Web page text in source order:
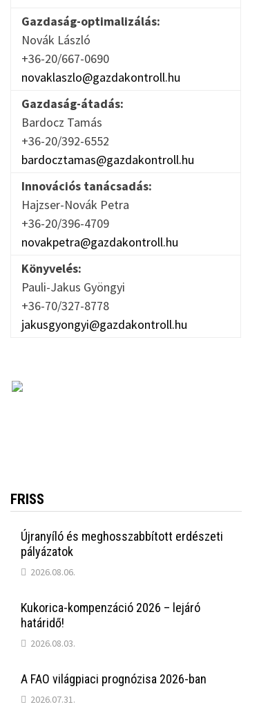
Gazdaság-optimalizálás:
Novák László
+36-20/667-0690
novaklaszlo@gazdakontroll.hu
Gazdaság-átadás:
Bardocz Tamás
+36-20/392-6552
bardocztamas@gazdakontroll.hu
Innovációs tanácsadás:
Hajzser-Novák Petra
+36-20/396-4709
novakpetra@gazdakontroll.hu
Könyvelés:
Pauli-Jakus Gyöngyi
+36-70/327-8778
jakusgyongyi@gazdakontroll.hu
FRISS
Újranyíló és meghosszabbított erdészeti
pályázatok
2026.08.06.
Kukorica-kompenzáció 2026 – lejáró
határidő!
2026.08.03.
A FAO világpiaci prognózisa 2026-ban
2026.07.31.